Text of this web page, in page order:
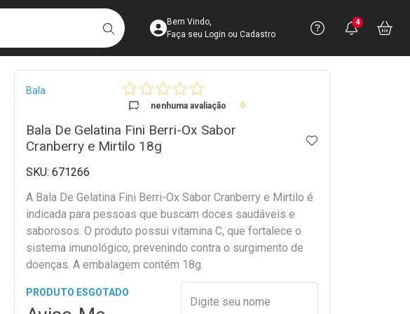
BUSCARAcesse sua Conta
Bem Vindo,
Faça seu Login ou Cadastro
Precisa
Ver Recursos
Você
4
Breadcrumb
Bala
nenhuma avaliação 0
Bala De Gelatina Fini Berri-Ox Sabor
Cranberry e Mirtilo 18g
ADICIONAR AOS
671266
A Bala De Gelatina Fini Berri-Ox Sabor Cranberry e Mirtilo é
indicada para pessoas que buscam doces saudáveis e
saborosos. O produto possui vitamina C, que fortalece o
sistema imunológico, prevenindo contra o surgimento de
doenças. A embalagem contém 18g.
PRODUTO ESGOTADO Preencher nome e email
Digite seu nome